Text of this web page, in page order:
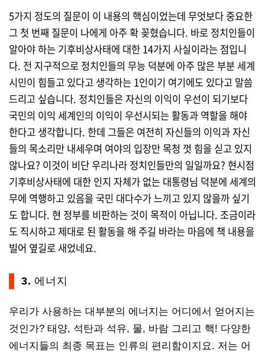
5가지 정도의 질문이 이 내용의 핵심이었는데 무엇보다 중요한
그 첫 번째 질문이 나에게 아주 확 꽂혔습니다. 바로 정치인들이
알아야 하는 기후비상사태에 대한 14가지 사실이라는 점입니
다. 전 지구적으로 정치인들의 무능 덕분에 아주 많은 부분 세계
시민이 힘들고 있다고 생각하는 1인이기 여기에도 있다고 말씀
드리고 싶습니다. 정치인들은 자신의 이익이 우선이 되기보다
국민의 이익 세계인의 이익이 우선시되는 활동과 역할을 해야
한다고 생각합니다. 한데 그들은 여전히 자신들의 이익과 자신
들의 목소리만 내세우며 여야의 입장만 목청 껏 힘을 싣고 있지
않나요? 이것이 비단 우리나라 정치인들만의 일일까요? 현시점
기후비상사태에 대한 인지 자체가 없는 대통령님 덕분에 세계의
무에 역행하고 있음을 국민 대다수가 느끼고 있지 않을까 싶기
도 합니다. 현 정부를 비판하는 것이 목적이 아닙니다. 조금이라
도 직시하고 제대로 된 활동을 해 주길 바라는 마음에 책 내용을
빌어 옆길로 새었네요.
3. 에너지
우리가 사용하는 대부분의 에너지는 어디에서 얻어지는
것인가? 태양, 석탄과 석유, 물, 바람 그리고 핵! 다양한
에너지들의 최종 목표는 인류의 편리함이지요. 저는 어